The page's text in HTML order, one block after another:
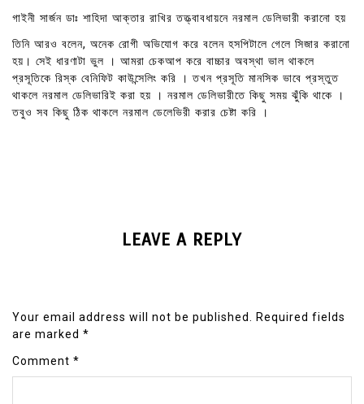
গাইনী সার্জন ডাঃ শাহিদা আক্তার রাখির তত্ত্বাবধায়নে নরমাল ডেলিভারী করানো হয়
তিনি আরও বলেন, অনেক রোগী অভিযোগ করে বলেন হসপিটালে গেলে সিজার করানো
হয়। সেই ধারণাটা ভুল । আমরা চেকআপ করে বাচ্চার অবস্থা ভাল থাকলে
প্রসূতিকে রিস্ক বেনিফিট কাউন্সেলিং করি । তখন প্রসূতি মানসিক ভাবে প্রস্তুত
থাকলে নরমাল ডেলিভারিই করা হয় । নরমাল ডেলিভারীতে কিছু সময় ঝুঁকি থাকে ।
তবুও সব কিছু ঠিক থাকলে নরমাল ডেলেভিরী করার চেষ্টা করি ।
LEAVE A REPLY
Your email address will not be published.
Required fields
are marked *
Comment *